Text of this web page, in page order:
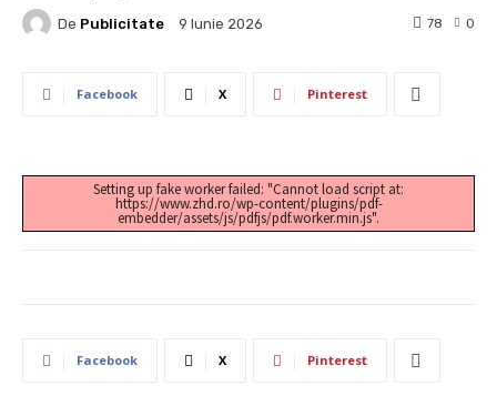
De Publicitate 9 Iunie 2026 0
78
Facebook X Pinterest
Setting up fake worker failed: "Cannot load script at:
https://www.zhd.ro/wp-content/plugins/pdf-
embedder/assets/js/pdfjs/pdf.worker.min.js".
Facebook X Pinterest